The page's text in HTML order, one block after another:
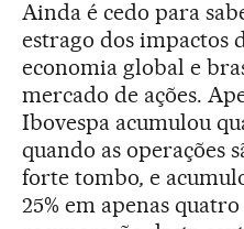
Ainda é cedo para
estrago dos impactos
economia global e
mercado de ações.
Ibovespa acumulou
quando as operações
forte tombo, e
25% em apenas